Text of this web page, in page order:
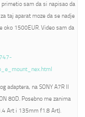
primetio sam da si napisao da
taj aparat moze da se nadje
oko 1500EUR. Video sam da
adaptera, na SONY A7R II
80D. Posebno me zanima
Art i 135mm f1.8 Art).